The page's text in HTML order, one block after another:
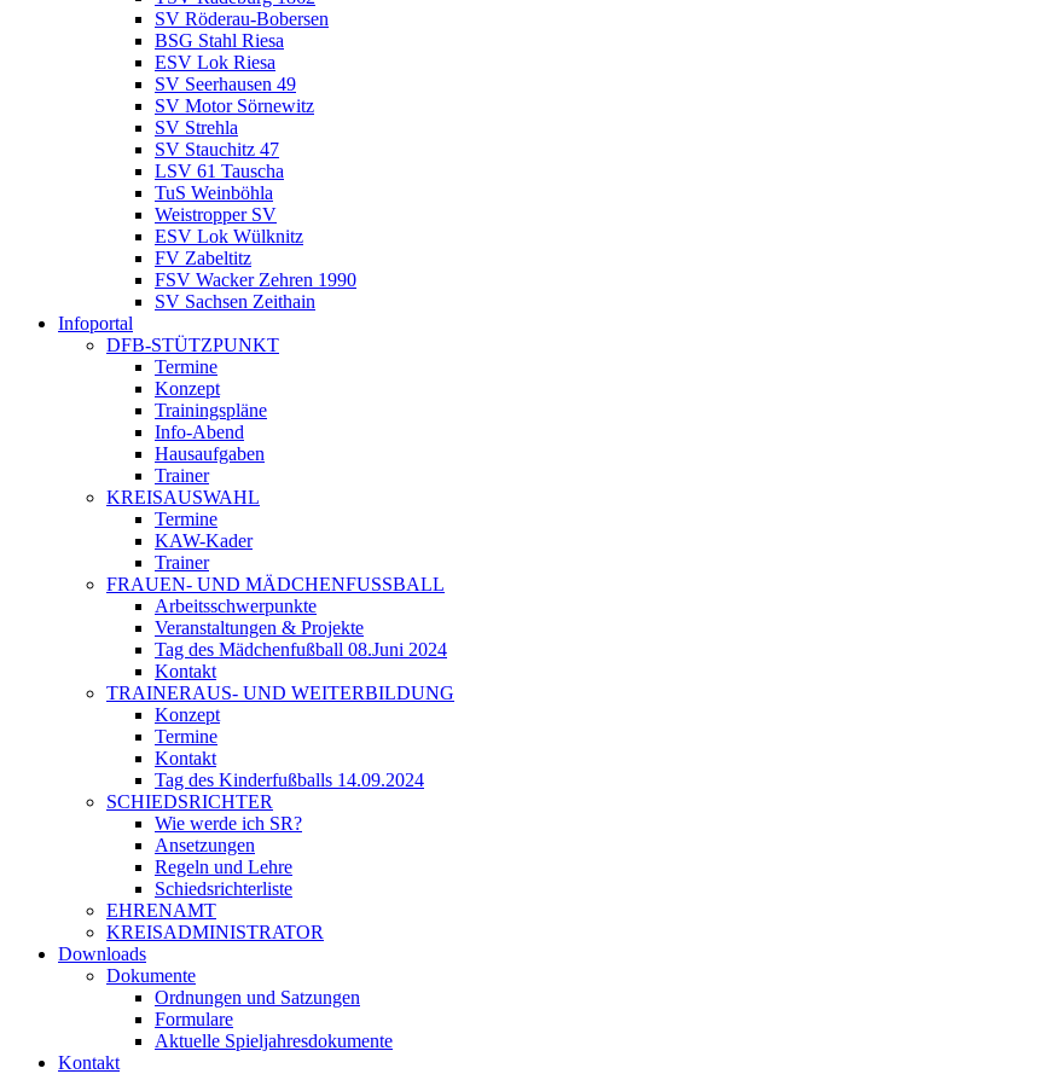
SV Röderau-Bobersen
BSG Stahl Riesa
ESV Lok Riesa
SV Seerhausen 49
SV Motor Sörnewitz
SV Strehla
SV Stauchitz 47
LSV 61 Tauscha
TuS Weinböhla
Weistropper SV
ESV Lok Wülknitz
FV Zabeltitz
FSV Wacker Zehren 1990
SV Sachsen Zeithain
Infoportal
DFB-STÜTZPUNKT
Termine
Konzept
Trainingspläne
Info-Abend
Hausaufgaben
Trainer
KREISAUSWAHL
Termine
KAW-Kader
Trainer
FRAUEN- UND MÄDCHENFUSSBALL
Arbeitsschwerpunkte
Veranstaltungen & Projekte
Tag des Mädchenfußball 08.Juni 2024
Kontakt
TRAINERAUS- UND WEITERBILDUNG
Konzept
Termine
Kontakt
Tag des Kinderfußballs 14.09.2024
SCHIEDSRICHTER
Wie werde ich SR?
Ansetzungen
Regeln und Lehre
Schiedsrichterliste
EHRENAMT
KREISADMINISTRATOR
Downloads
Dokumente
Ordnungen und Satzungen
Formulare
Aktuelle Spieljahresdokumente
Kontakt